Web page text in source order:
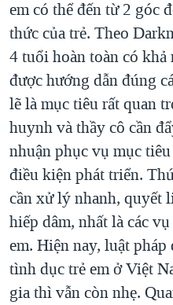
em có thể đến từ 2 góc
thức của trẻ. Theo
4 tuổi hoàn toàn có
được hướng dẫn đúng
lẽ là mục tiêu rất quan
huynh và thầy cô cần
nhuận phục vụ mục
điều kiện phát triển.
cần xử lý nhanh, quyết
hiếp dâm, nhất là các
em. Hiện nay, luật
tình dục trẻ em ở Việt
gia thì vẫn còn nhẹ.